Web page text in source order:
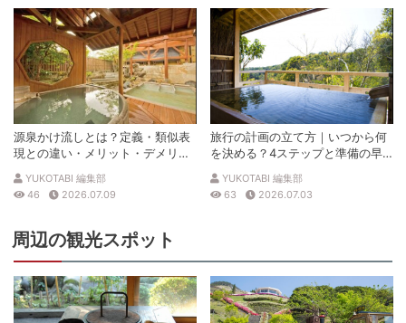
源泉かけ流しとは？定義・類似表
現との違い・メリット・デメリッ
トを解説
YUKOTABI 編集部
46
2026.07.09
旅行の計画の立て方｜いつから何
を決める？4ステップと準備の早
見表
YUKOTABI 編集部
63
2026.07.03
周辺の観光スポット